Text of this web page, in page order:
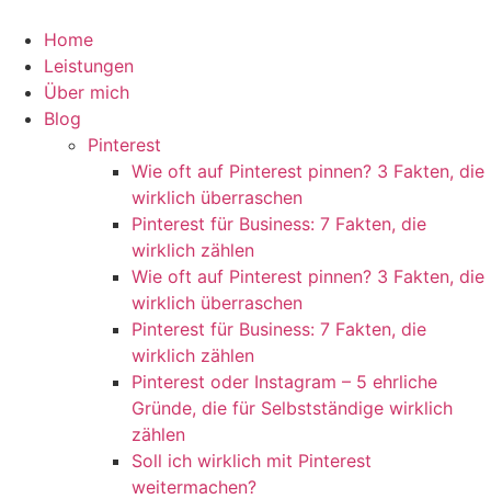
Inhalt
springen
Home
Leistungen
Über mich
Blog
Pinterest
Wie oft auf Pinterest pinnen? 3 Fakten, die
wirklich überraschen
Pinterest für Business: 7 Fakten, die
wirklich zählen
Wie oft auf Pinterest pinnen? 3 Fakten, die
wirklich überraschen
Pinterest für Business: 7 Fakten, die
wirklich zählen
Pinterest oder Instagram – 5 ehrliche
Gründe, die für Selbstständige wirklich
zählen
Soll ich wirklich mit Pinterest
weitermachen?